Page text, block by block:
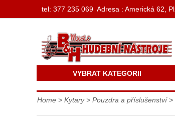
Home > Kytary> Pouzdra a příslušenství>
VYBRAT KATEGORII
tel: 377 235 069 Adresa : Americká